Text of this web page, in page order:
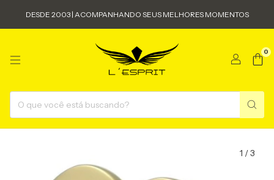
DESDE 2003 | ACOMPANHANDO SEUS MELHORES MOMENTOS
0
1 /3